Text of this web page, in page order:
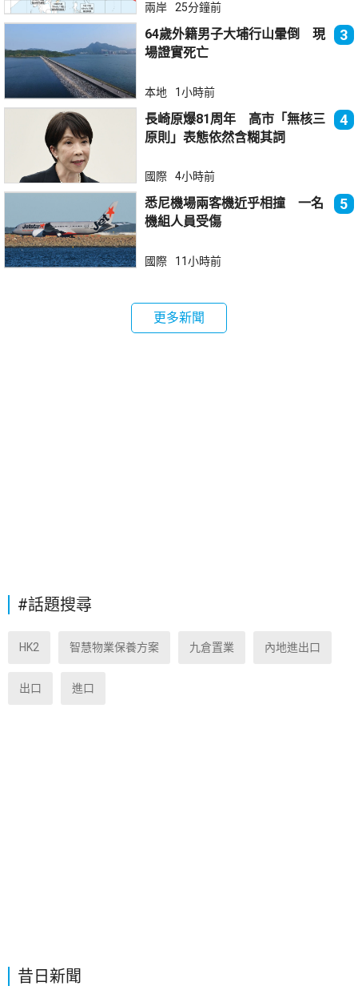
昔日新聞
兩岸 25分鐘前
64歲外籍男子大埔行山暈倒 現
場證實死亡
3
本地 1小時前
長崎原爆81周年 高市「無核三
原則」表態依然含糊其詞
4
國際 4小時前
悉尼機場兩客機近乎相撞 一名
機組人員受傷
5
國際 11小時前
更多新聞
#話題搜尋
HK2 智慧物業保養方案 九倉置業 內地進出口
出口 進口